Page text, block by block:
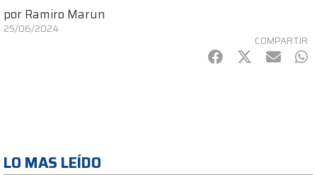
por Ramiro Marun
25/06/2024
COMPARTIR
Facebook
Twitter
mail
LO MAS LEÍDO